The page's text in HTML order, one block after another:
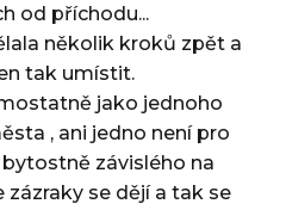
od příchodu...
několik kroků zpět a
tak umístit.
jako jednoho
, ani jedno není pro
závislého na
zázraky se dějí a tak se